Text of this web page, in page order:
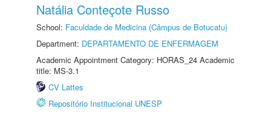
Natália Conteçote Russo
School: Faculdade de Medicina (Câmpus de Botucatu)
Department: DEPARTAMENTO DE ENFERMAGEM
Academic Appointment Category: HORAS_24 Academic
title: MS-3.1
CV Lattes
Repositório Institucional UNESP